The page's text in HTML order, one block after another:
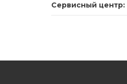
Сервисный центр: